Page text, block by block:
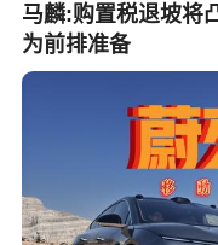
马麟:购置税退坡将
为前排准备